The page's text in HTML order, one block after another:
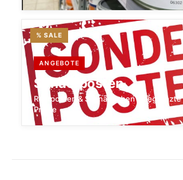
% SALE
ANGEBOTE
Sonderposten
Restposten & Schnäppchen – begrenzte
Preise